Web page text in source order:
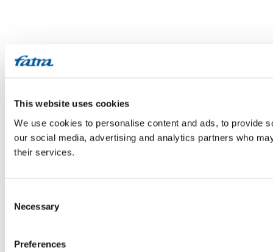
This website uses cookies
We use cookies to personalise content and ads, to provide
our social media, advertising and analytics partners who
their services.
Selection
Necessary
Preferences